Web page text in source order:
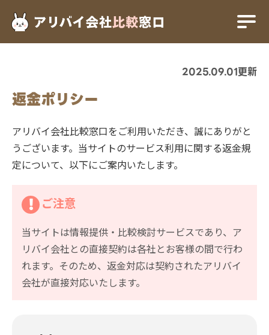
アリバイ会社比較窓口 返金ポリシー
2025.09.01更新
返金ポリシー
アリバイ会社比較窓口をご利用いただき、誠にありがと
うございます。当サイトのサービス利用に関する返金規
定について、以下にご案内いたします。
ご注意
当サイトは情報提供・比較検討サービスであり、ア
リバイ会社との直接契約は各社とお客様の間で行わ
れます。そのため、返金対応は契約されたアリバイ
会社が直接対応いたします。